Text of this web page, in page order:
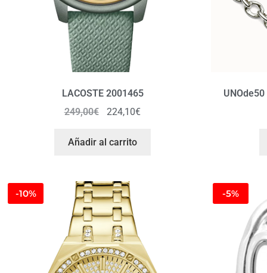
LACOSTE 2001465
249,00€ 224,10€
Añadir al carrito
UNOde50
-10% -5%